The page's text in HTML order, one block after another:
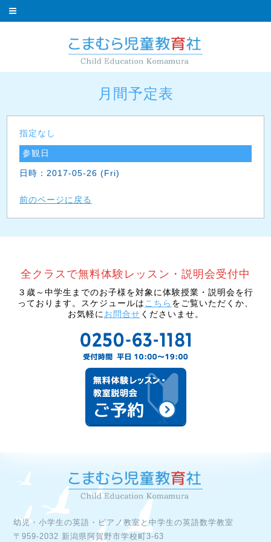
月間予定表
指定なし
参観日
日時：2017-05-26 (Fri)
前のページに戻る
３歳～中学生までのお子様を対象に体験授業・説明会を行
っております。スケジュールはこちら をご覧いただくか、
お気軽にお問合せ くださいませ。
幼児・小学生の英語・ピアノ教室と中学生の英語数学教室
〒959-2032 新潟県阿賀野市学校町3-63